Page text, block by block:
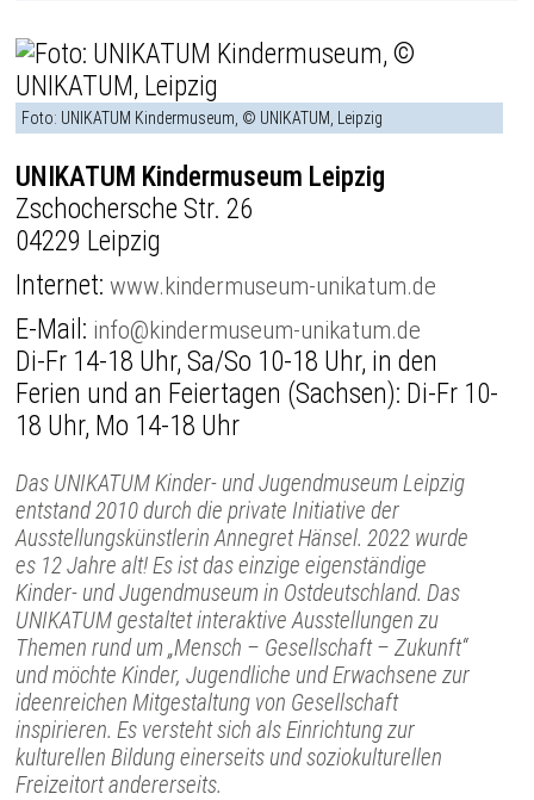
Foto: UNIKATUM Kindermuseum, © UNIKATUM, Leipzig
UNIKATUM Kindermuseum Leipzig
Zschochersche Str. 26
04229 Leipzig
Internet:www.kindermuseum-unikatum.de
E-Mail: info@kindermuseum-unikatum.de
Di-Fr 14-18 Uhr, Sa/So 10-18 Uhr, in den
Ferien und an Feiertagen (Sachsen): Di-Fr 10-
18 Uhr, Mo 14-18 Uhr
Das UNIKATUM Kinder- und Jugendmuseum Leipzig
entstand 2010 durch die private Initiative der
Ausstellungskünstlerin Annegret Hänsel. 2022 wurde
es 12 Jahre alt! Es ist das einzige eigenständige
Kinder- und Jugendmuseum in Ostdeutschland. Das
UNIKATUM gestaltet interaktive Ausstellungen zu
Themen rund um „Mensch – Gesellschaft – Zukunft“
und möchte Kinder, Jugendliche und Erwachsene zur
ideenreichen Mitgestaltung von Gesellschaft
inspirieren. Es versteht sich als Einrichtung zur
kulturellen Bildung einerseits und soziokulturellen
Freizeitort andererseits.